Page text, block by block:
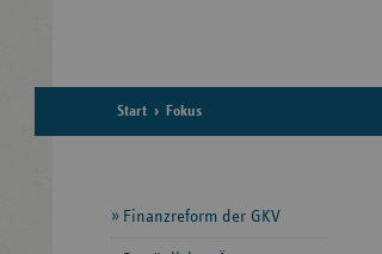
Start Fokus
Seitennavigation
Finanzreform der GKV